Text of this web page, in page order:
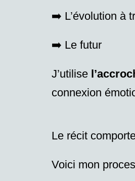
➡️ L’évolution à
➡️ Le futur
J’utilise
connexion
Le récit
Voici mon